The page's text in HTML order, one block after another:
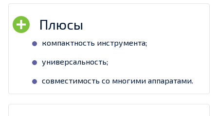
компактность инструмента;
универсальность;
совместимость со многими аппаратами.